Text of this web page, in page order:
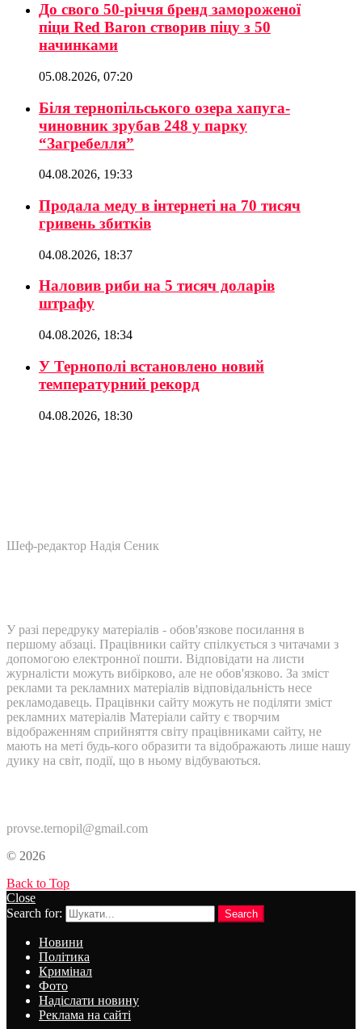
До свого 50-річчя бренд замороженої
піци Red Baron створив піцу з 50
начинками
05.08.2026, 07:20
Біля тернопільського озера хапуга-
чиновник зрубав 248 у парку
“Загребелля”
04.08.2026, 19:33
Продала меду в інтернеті на 70 тисяч
гривень збитків
04.08.2026, 18:37
Наловив риби на 5 тисяч доларів
штрафу
04.08.2026, 18:34
У Тернополі встановлено новий
температурний рекорд
04.08.2026, 18:30
Шеф-редактор Надія Сеник
У разі передруку матеріалів - обов'язкове посилання в
першому абзаці. Працівники сайту спілкується з читачами з
допомогою електронної пошти. Відповідати на листи
журналісти можуть вибірково, але не обов'язково. За зміст
реклами та рекламних матеріалів відповідальність несе
рекламодавець. Працівнки сайту можуть не поділяти зміст
рекламних матеріалів Матеріали сайту є творчим
відображенням сприйняття світу працівниками сайту, не
мають на меті будь-кого образити та відображають лише нашу
дуику на світ, події, що в ньому відбуваються.
provse.ternopil@gmail.com
© 2026
Back to Top
Close
Search for:
Search
Новини
Політика
Кримінал
Фото
Надіслати новину
Реклама на сайті